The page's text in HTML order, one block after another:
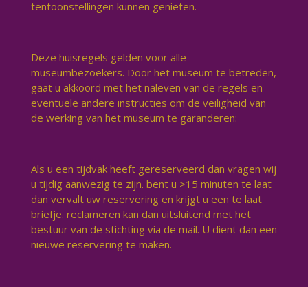
tentoonstellingen kunnen genieten.
Deze huisregels gelden voor alle
museumbezoekers. Door het museum te betreden,
gaat u akkoord met het naleven van de regels en
eventuele andere instructies om de veiligheid van
de werking van het museum te garanderen:
Als u een tijdvak heeft gereserveerd dan vragen wij
u tijdig aanwezig te zijn. bent u >15 minuten te laat
dan vervalt uw reservering en krijgt u een te laat
briefje. reclameren kan dan uitsluitend met het
bestuur van de stichting via de mail. U dient dan een
nieuwe reservering te maken.